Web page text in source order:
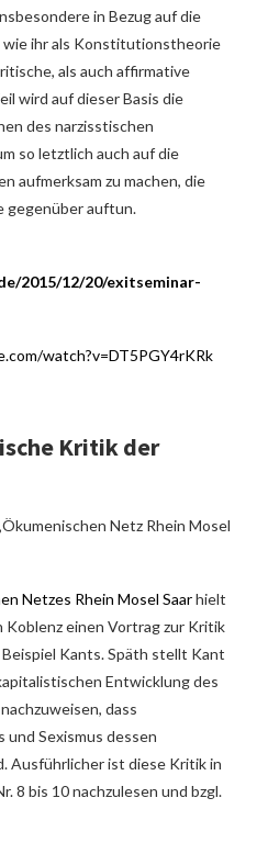
in Bezug auf die
wie ihr als Konstitutionstheorie
als auch affirmative
wird auf dieser Basis die
des narzisstischen
so letztlich auch auf die
aufmerksam zu machen, die
gegenüber auftun.
2015/12/20/exitseminar-
watch?v=DT5PGY4rKRk
Kritik der
Netz Rhein Mosel
Netzes Rhein Mosel Saarhielt
Koblenz einen Vortrag zur Kritik
Kants. Späth stellt Kant
Entwicklung des
dass
Sexismus dessen
Ausführlicher ist diese Kritik in
8 bis 10 nachzulesen und bzgl.